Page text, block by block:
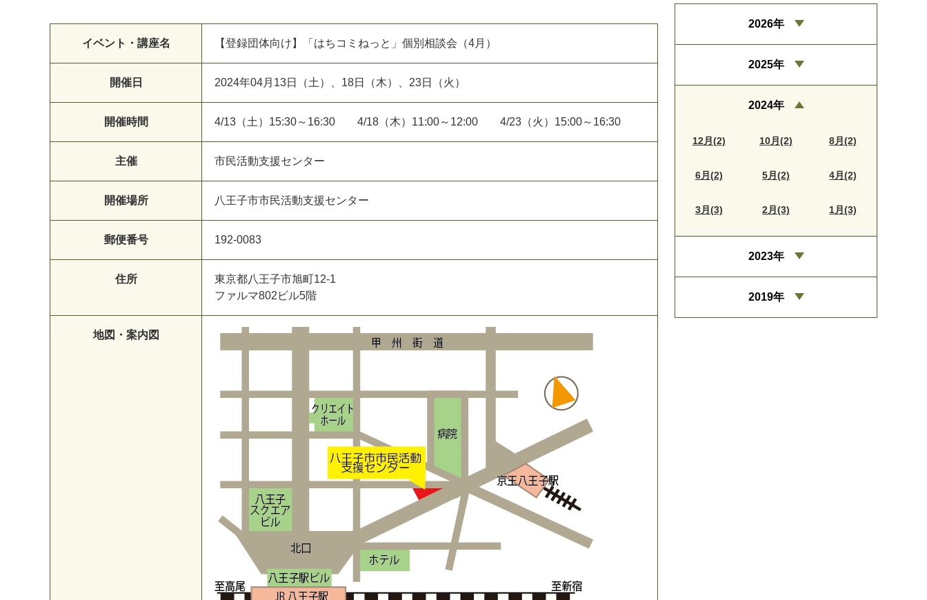
イベント・講座名 【登録団体向け】「はちコミねっと」個別相談会（4月）
開催日 2024年04月13日（土）、18日（木）、23日（火）
開催時間 4/13（土）15:30～16:30 4/18（木）11:00～12:00 4/23（火）15:00～16:30
主催 市民活動支援センター
開催場所 八王子市市民活動支援センター
郵便番号 192-0083
住所
東京都八王子市旭町12-1
ファルマ802ビル5階
地図・案内図
2026年
2025年
2024年
12月(2) 10月(2) 8月(2)
6月(2) 5月(2) 4月(2)
3月(3) 2月(3) 1月(3)
2023年
2019年